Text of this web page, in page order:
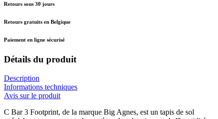
Retours sous 30 jours
Retours gratuits en Belgique
Paiement en ligne sécurisé
Détails du produit
Description
Informations techniques
Avis sur le produit
C Bar 3 Footprint, de la marque Big Agnes, est un tapis de sol